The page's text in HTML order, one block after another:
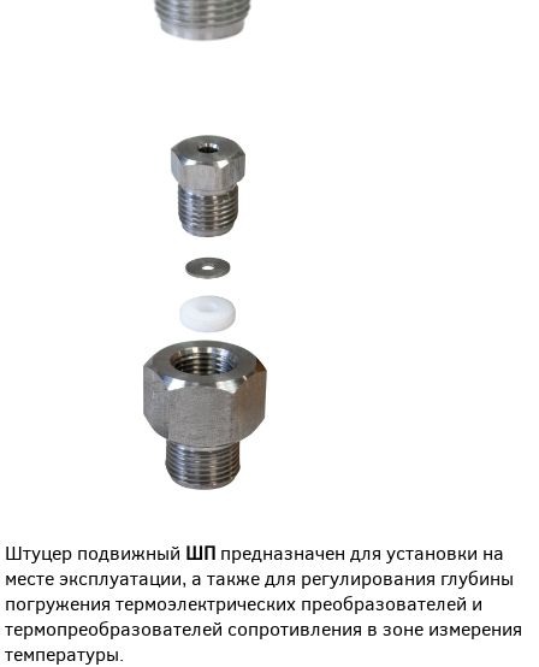
Штуцер подвижный ШП предназначен для установки на
месте эксплуатации, а также для регулирования глубины
погружения термоэлектрических преобразователей и
термопреобразователей сопротивления в зоне измерения
температуры.